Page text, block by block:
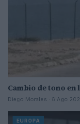
Cambio de tono
Diego Morales · 6 Ago
EUROPA